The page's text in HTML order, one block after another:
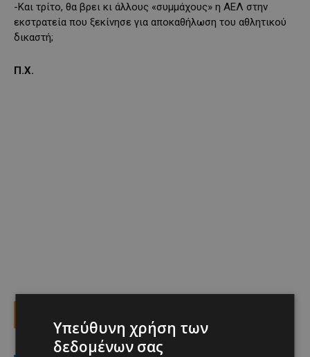
-Και τρίτο, θα βρει κι άλλους «συμμάχους» η ΑΕΛ στην
εκστρατεία που ξεκίνησε για αποκαθήλωση του αθλητικού
δικαστή;
Π.Χ.
Υπεύθυνη χρήση των
δεδομένων σας